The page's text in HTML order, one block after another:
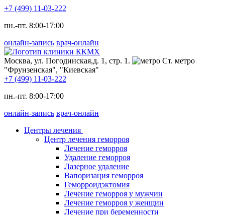
+7 (499) 11-03-222
пн.-пт. 8:00-17:00
онлайн-запись врач-онлайн
Москва, ул. Погодинская,д. 1, стр. 1.
Ст. метро
"Фрунзенская", "Киевская"
+7 (499) 11-03-222
пн.-пт. 8:00-17:00
онлайн-запись врач-онлайн
Центры лечения
Центр лечения геморроя
Лечение геморроя
Удаление геморроя
Лазерное удаление
Вапоризация геморроя
Геморроидэктомия
Лечение геморроя у мужчин
Лечение геморроя у женщин
Лечение при беременности